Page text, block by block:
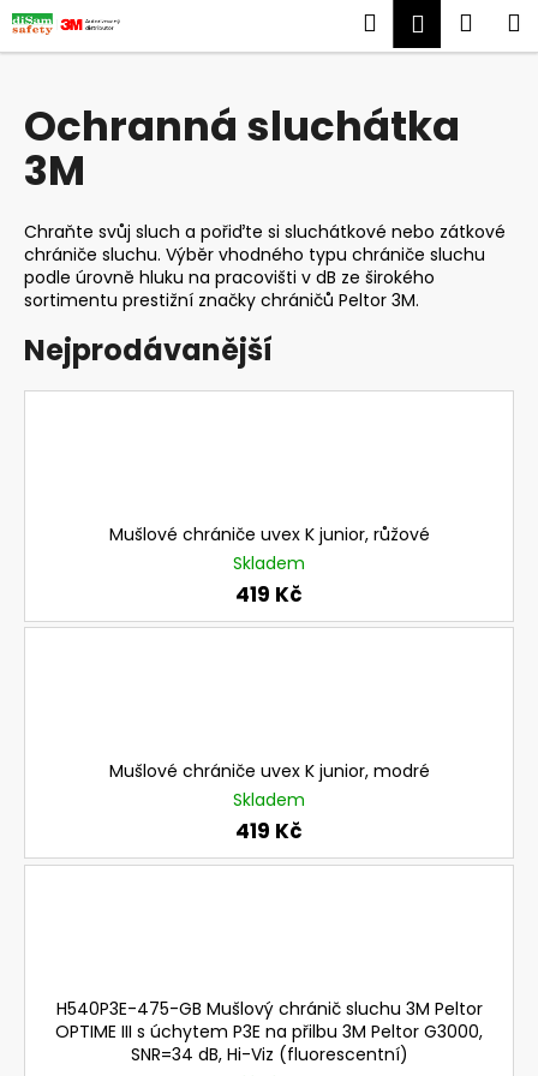
Přejít
na
obsah
Hledat
Ochranná sluchátka
3M
Chraňte svůj sluch a pořiďte si sluchátkové nebo zátkové
chrániče sluchu. Výběr vhodného typu chrániče sluchu
podle úrovně hluku na pracovišti v dB ze širokého
sortimentu prestižní značky chráničů Peltor 3M.
Nejprodávanější
Mušlové chrániče uvex K junior, růžové
Skladem
419 Kč
Mušlové chrániče uvex K junior, modré
Skladem
419 Kč
H540P3E-475-GB Mušlový chránič sluchu 3M Peltor
OPTIME III s úchytem P3E na přilbu 3M Peltor G3000,
SNR=34 dB, Hi-Viz (fluorescentní)
K
o Zpět
Zpět
C
o
p
o
t
ř
e
b
u
í